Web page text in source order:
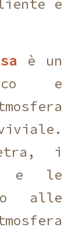
e
è un
e
i
e le
alle